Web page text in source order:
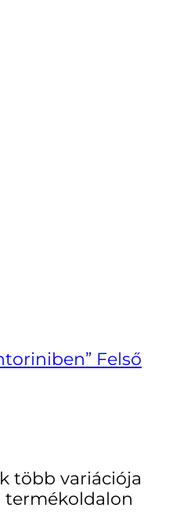
Felső
több variációja
termékoldalon